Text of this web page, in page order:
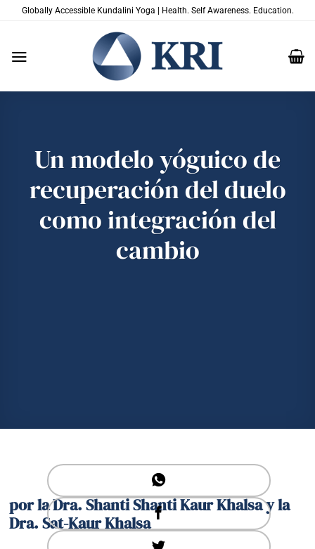
SaltarGlobally Accessible Kundalini Yoga | Health. Self Awareness. Education.
Un modelo yóguico de
recuperación del duelo
como integración del
cambio
por la Dra. Shanti Shanti Kaur Khalsa y la
Dra. Sat-Kaur Khalsa